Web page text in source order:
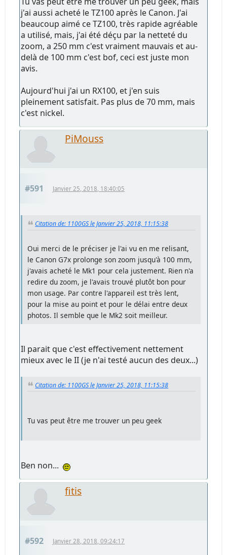
j'ai aussi acheté le TZ100 après le Canon. J'ai
beaucoup aimé ce TZ100, très rapide agréable
a utilisé, mais, j'ai été déçu par la netteté du
zoom, a 250 mm c'est vraiment mauvais et au-
delà de 100 mm c'est bof, ceci est juste mon
avis.
Aujourd'hui j'ai un RX100, et j'en suis
pleinement satisfait. Pas plus de 70 mm, mais
c'est nickel.
PiMouss
#591 Janvier 25, 2018, 18:40:05
Citation de: 1100GS le Janvier 25, 2018, 11:15:38
Oui merci de le préciser je l'ai vu en me relisant,
le Canon G7x prolonge son zoom jusqu'à 100 mm,
j'avais acheté le Mk1 pour cela justement. Rien n'a
redire du zoom, je l'avais trouvé plutôt bon pour
mon usage. Par contre l'appareil est très lent,
pour la mise au point et pour le délai entre deux
photos. Il semble que le Mk2 soit meilleur.
Il parait que c'est effectivement nettement
mieux avec le II (je n'ai testé aucun des deux...)
Citation de: 1100GS le Janvier 25, 2018, 11:15:38
Tu vas peut être me trouver un peu geek
Ben non...
fitis
#592 Janvier 28, 2018, 09:24:17